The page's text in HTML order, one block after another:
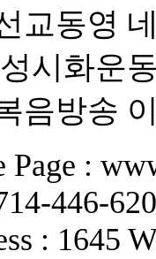
교동영
시화운
음방송
Page :
446-
: 1645